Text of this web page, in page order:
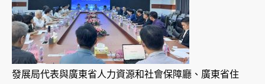
發展局代表與廣東省人力資源和社會保障廳、廣東省住